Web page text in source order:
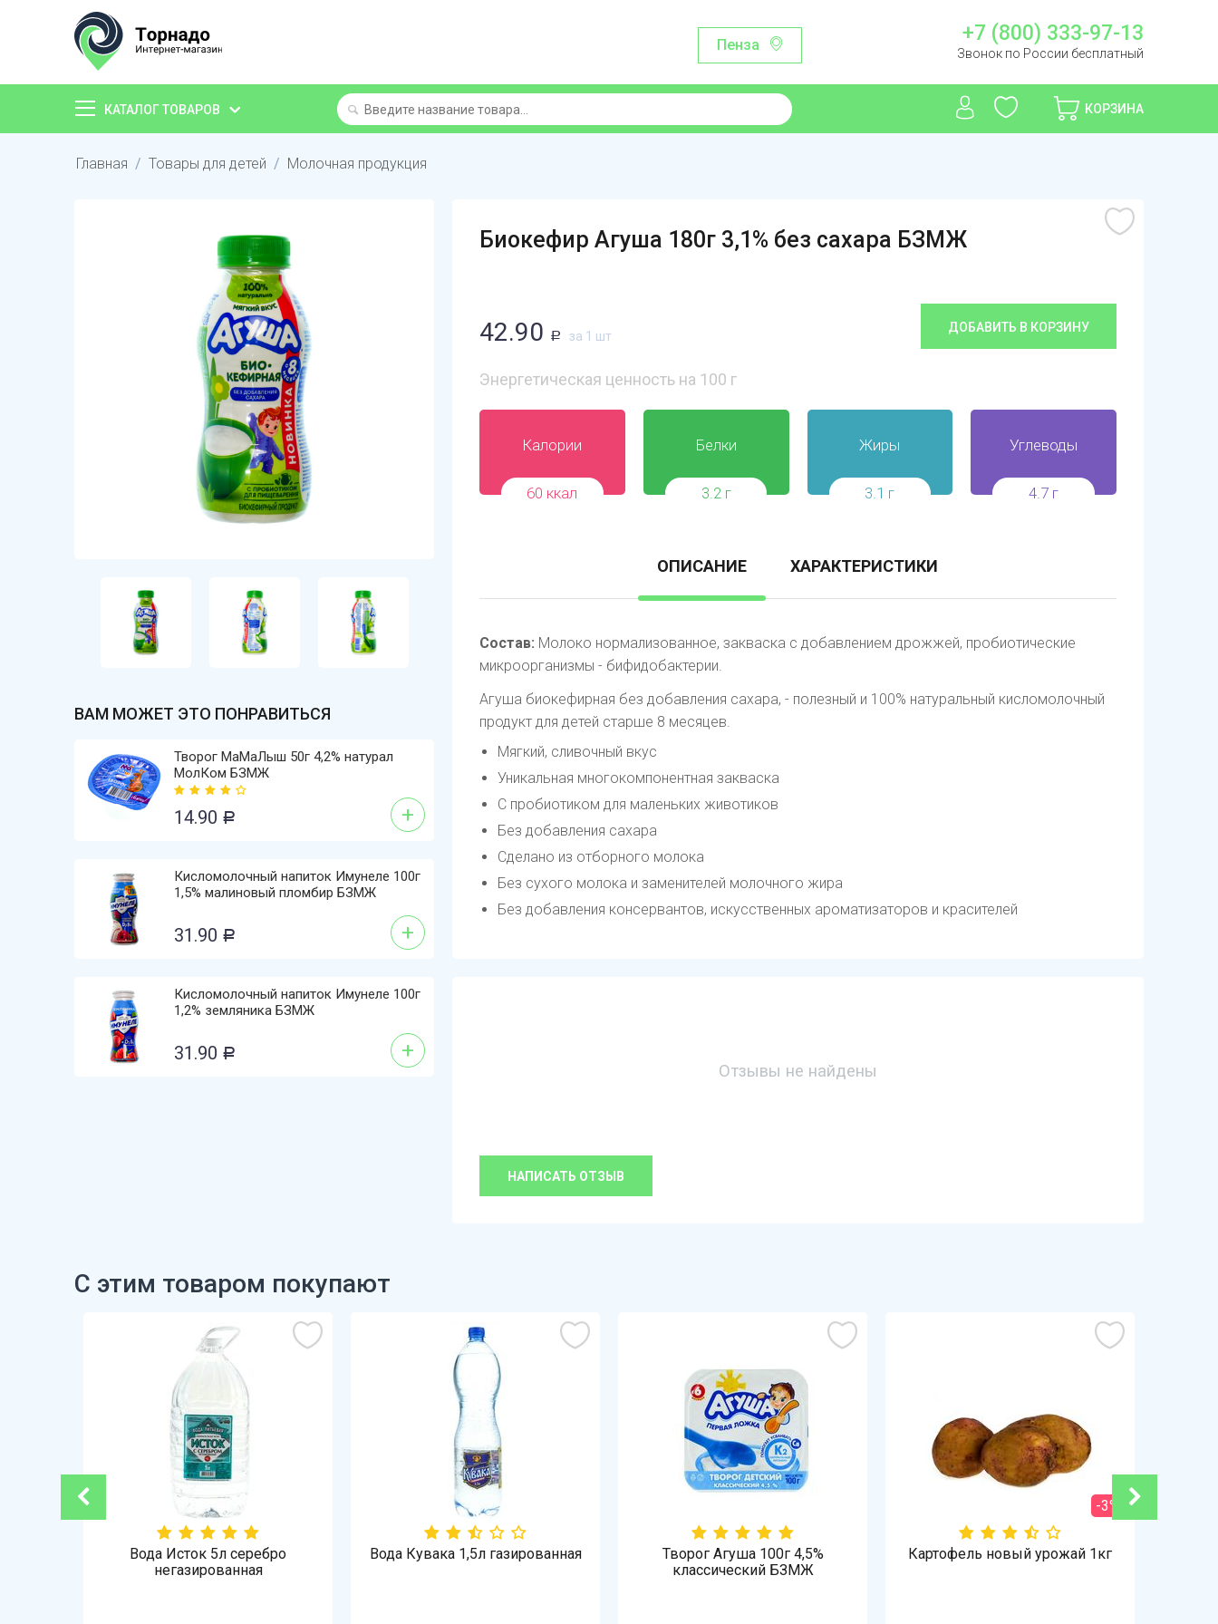
Пенза +7 (800) 333-97-13
Звонок по России бесплатный
КАТАЛОГ ТОВАРОВ КОРЗИНА
Главная / Товары для детей / Молочная продукция
ВАМ МОЖЕТ ЭТО ПОНРАВИТЬСЯ
Творог МаМаЛыш 50г 4,2% натурал
МолКом БЗМЖ
14.90 Р +
Кисломолочный напиток Имунеле 100г
1,5% малиновый пломбир БЗМЖ
31.90 Р +
Кисломолочный напиток Имунеле 100г
1,2% земляника БЗМЖ
31.90 Р +
Биокефир Агуша 180г 3,1% без сахара БЗМЖ
42.90 Р за 1 шт
ДОБАВИТЬ В КОРЗИНУ
Энергетическая ценность на 100 г
Калории
60 ккал
Белки
3.2 г
Жиры
3.1 г
Углеводы
4.7 г
ОПИСАНИЕ ХАРАКТЕРИСТИКИ
Состав: Молоко нормализованное, закваска с добавлением дрожжей, пробиотические
микроорганизмы - бифидобактерии.
Агуша биокефирная без добавления сахара, - полезный и 100% натуральный кисломолочный
продукт для детей старше 8 месяцев.
Мягкий, сливочный вкус
Уникальная многокомпонентная закваска
С пробиотиком для маленьких животиков
Без добавления сахара
Сделано из отборного молока
Без сухого молока и заменителей молочного жира
Без добавления консервантов, искусственных ароматизаторов и красителей
Отзывы не найдены
НАПИСАТЬ ОТЗЫВ
С этим товаром покупают
Вода Исток 5л серебро
негазированная
Вода Кувака 1,5л газированная
Творог Агуша 100г 4,5%
классический БЗМЖ
-3%
Картофель новый урожай 1кг